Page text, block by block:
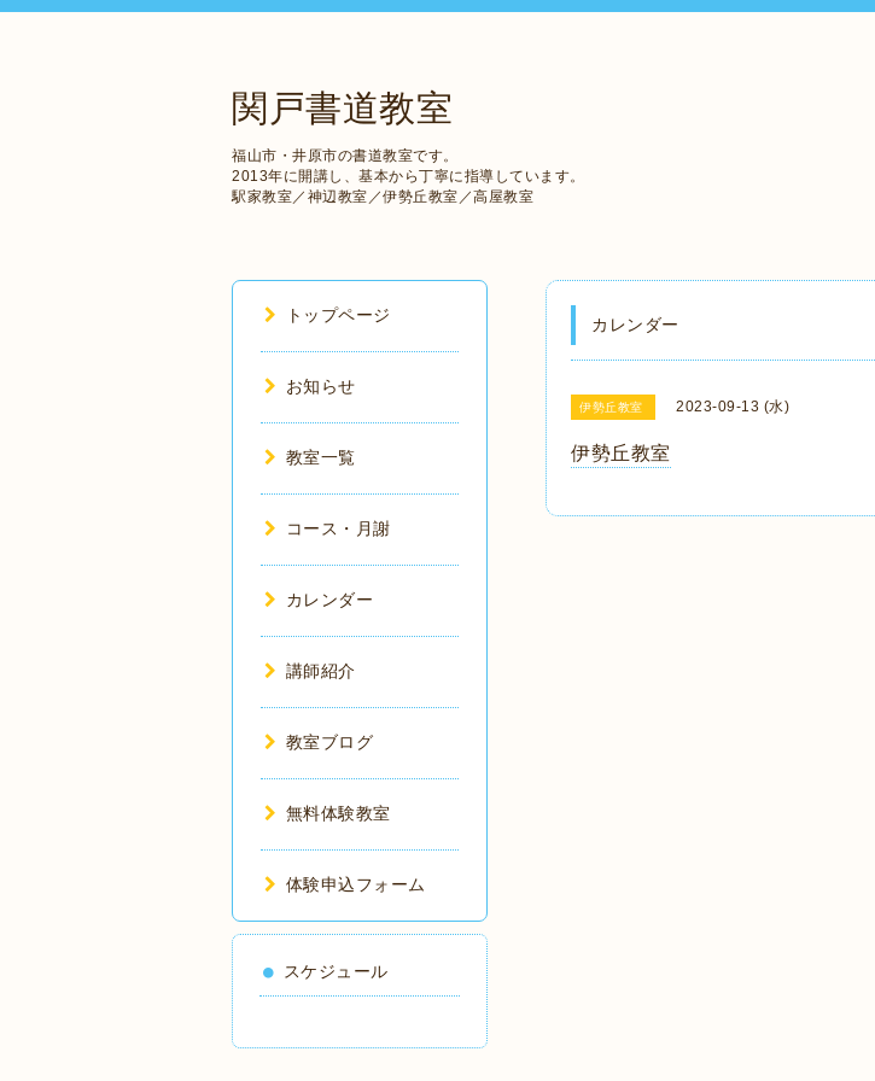
関戸書道教室
福山市・井原市の書道教室です。
2013年に開講し、基本から丁寧に指導しています。
駅家教室／神辺教室／伊勢丘教室／高屋教室
カレンダー
伊勢丘教室 2023-09-13 (水)
伊勢丘教室
トップページ
お知らせ
教室一覧
コース・月謝
カレンダー
講師紹介
教室ブログ
無料体験教室
体験申込フォーム
スケジュール